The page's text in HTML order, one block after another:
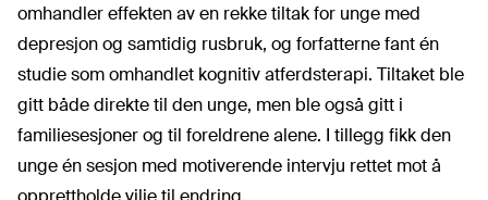
omhandler effekten av en rekke tiltak for unge med
depresjon og samtidig rusbruk, og forfatterne fant én
studie som omhandlet kognitiv atferdsterapi. Tiltaket ble
gitt både direkte til den unge, men ble også gitt i
familiesesjoner og til foreldrene alene. I tillegg fikk den
unge én sesjon med motiverende intervju rettet mot å